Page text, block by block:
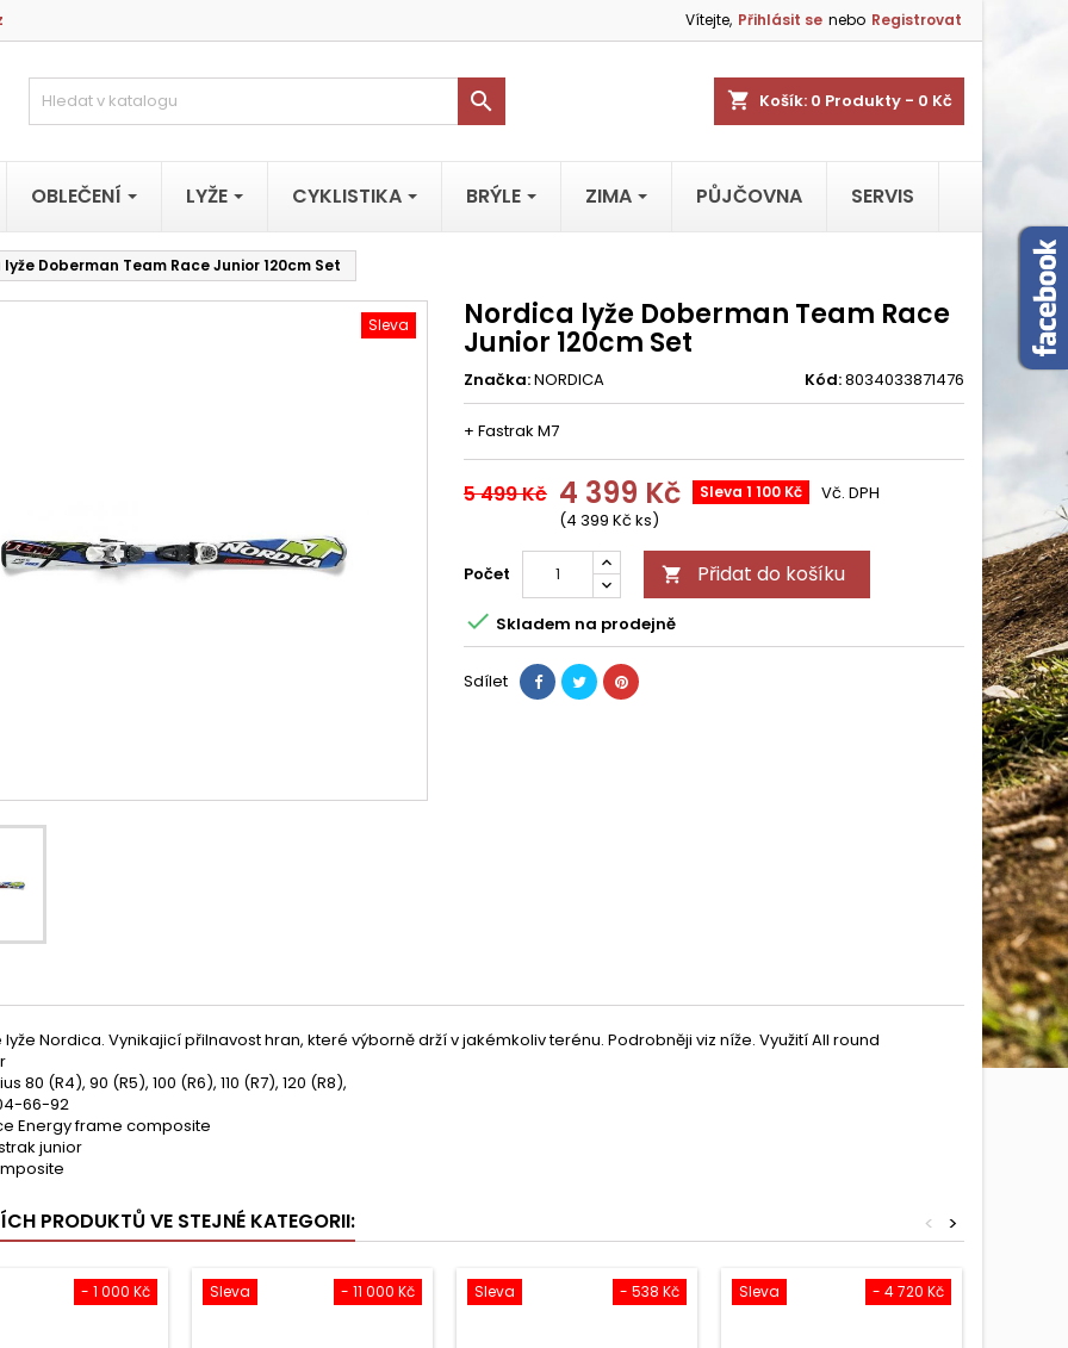
Vítejte, Přihlásit se nebo Registrovat
shopping_cart Košík: 0 Produkty - 0 Kč

OBLEČENÍ LYŽE CYKLISTIKA BRÝLE ZIMA PŮJČOVNA SERVIS
Doberman Team Race Junior 120cm Set
Sleva Nordica lyže Doberman Team Race
Junior 120cm Set
Značka:NORDICA Kód:8034033871476
+ Fastrak M7
5 499 Kč 4 399 Kč Sleva 1 100 Kč
(4 399 Kč ks)
Vč. DPH
Počet  Přidat do košíku
 Skladem na prodejně
Sdílet
lyže Nordica. Vynikajicí přilnavost hran, které výborně drží v jakémkoliv terénu. Podrobněji viz níže. Využití All round
80 (R4), 90 (R5), 100 (R6), 110 (R7), 120 (R8),
66-92
Energy frame composite
junior
PRODUKTŮ VE STEJNÉ KATEGORII: >
<
- 1 000 Kč - 11 000 Kč
Sleva - 538 Kč
Sleva - 4 720 Kč
Sleva